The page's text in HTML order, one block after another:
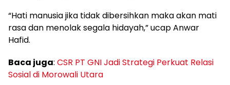
“Hati manusia jika tidak dibersihkan maka akan mati
rasa dan menolak segala hidayah,” ucap Anwar
Hafid.
Baca juga: CSR PT GNI Jadi Strategi Perkuat Relasi
Sosial di Morowali Utara